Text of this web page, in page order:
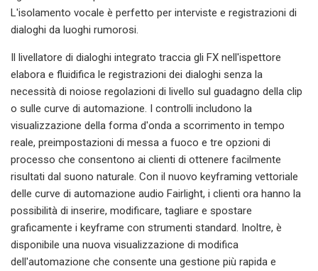
L'isolamento vocale è perfetto per interviste e registrazioni di
dialoghi da luoghi rumorosi.
Il livellatore di dialoghi integrato traccia gli FX nell'ispettore
elabora e fluidifica le registrazioni dei dialoghi senza la
necessità di noiose regolazioni di livello sul guadagno della clip
o sulle curve di automazione. I controlli includono la
visualizzazione della forma d'onda a scorrimento in tempo
reale, preimpostazioni di messa a fuoco e tre opzioni di
processo che consentono ai clienti di ottenere facilmente
risultati dal suono naturale. Con il nuovo keyframing vettoriale
delle curve di automazione audio Fairlight, i clienti ora hanno la
possibilità di inserire, modificare, tagliare e spostare
graficamente i keyframe con strumenti standard. Inoltre, è
disponibile una nuova visualizzazione di modifica
dell'automazione che consente una gestione più rapida e